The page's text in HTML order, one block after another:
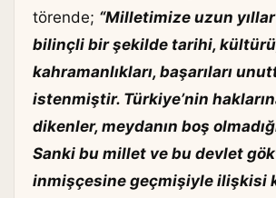
törende; “Milletimize uzun
bilinçli bir şekilde tarihi,
kahramanlıkları, başarıları
istenmiştir. Türkiye’nin
dikenler, meydanın boş
Sanki bu millet ve bu devlet
inmişçesine geçmişiyle ilişkisi